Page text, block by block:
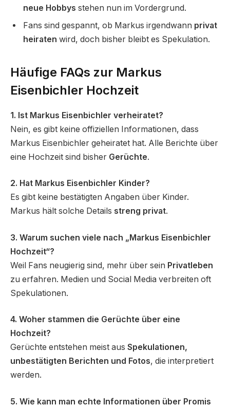
neue Hobbys stehen nun im Vordergrund.
Fans sind gespannt, ob Markus irgendwann privat
heiraten wird, doch bisher bleibt es Spekulation.
Häufige FAQs zur Markus
Eisenbichler Hochzeit
1. Ist Markus Eisenbichler verheiratet?
Nein, es gibt keine offiziellen Informationen, dass
Markus Eisenbichler geheiratet hat. Alle Berichte über
eine Hochzeit sind bisher Gerüchte.
2. Hat Markus Eisenbichler Kinder?
Es gibt keine bestätigten Angaben über Kinder.
Markus hält solche Details streng privat.
3. Warum suchen viele nach „Markus Eisenbichler
Hochzeit“?
Weil Fans neugierig sind, mehr über sein Privatleben
zu erfahren. Medien und Social Media verbreiten oft
Spekulationen.
4. Woher stammen die Gerüchte über eine
Hochzeit?
Gerüchte entstehen meist aus Spekulationen,
unbestätigten Berichten und Fotos, die interpretiert
werden.
5. Wie kann man echte Informationen über Promis